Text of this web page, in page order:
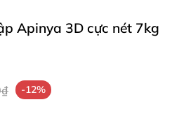
Apinya 3D cực nét 7kg
-12%